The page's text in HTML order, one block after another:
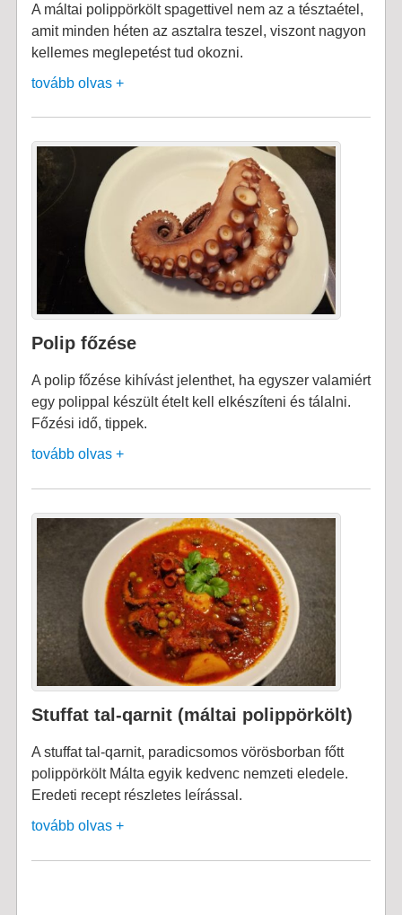
A máltai polippörkölt spagettivel nem az a tésztaétel,
amit minden héten az asztalra teszel, viszont nagyon
kellemes meglepetést tud okozni.
tovább olvas +
Polip főzése
A polip főzése kihívást jelenthet, ha egyszer valamiért
egy polippal készült ételt kell elkészíteni és tálalni.
Főzési idő, tippek.
tovább olvas +
Stuffat tal-qarnit (máltai polippörkölt)
A stuffat tal-qarnit, paradicsomos vörösborban főtt
polippörkölt Málta egyik kedvenc nemzeti eledele.
Eredeti recept részletes leírással.
tovább olvas +